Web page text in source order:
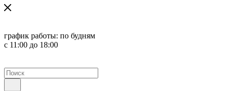
график работы: по будням
с 11:00 до 18:00